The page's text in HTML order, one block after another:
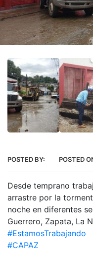
POSTED BY: POSTED
Desde temprano
arrastre por la
noche en diferentes
Guerrero, Zapata, La
#EstamosTrabajando
#CAPAZ